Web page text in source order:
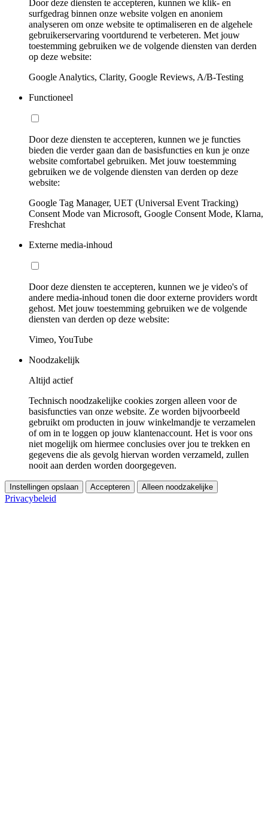
Door deze diensten te accepteren, kunnen we klik- en
surfgedrag binnen onze website volgen en anoniem
analyseren om onze website te optimaliseren en de algehele
gebruikerservaring voortdurend te verbeteren. Met jouw
toestemming gebruiken we de volgende diensten van derden
op deze website:
Google Analytics, Clarity, Google Reviews, A/B-Testing
Functioneel
Door deze diensten te accepteren, kunnen we je functies
bieden die verder gaan dan de basisfuncties en kun je onze
website comfortabel gebruiken. Met jouw toestemming
gebruiken we de volgende diensten van derden op deze
website:
Google Tag Manager, UET (Universal Event Tracking)
Consent Mode van Microsoft, Google Consent Mode, Klarna,
Freshchat
Externe media-inhoud
Door deze diensten te accepteren, kunnen we je video's of
andere media-inhoud tonen die door externe providers wordt
gehost. Met jouw toestemming gebruiken we de volgende
diensten van derden op deze website:
Vimeo, YouTube
Noodzakelijk
Altijd actief
Technisch noodzakelijke cookies zorgen alleen voor de
basisfuncties van onze website. Ze worden bijvoorbeeld
gebruikt om producten in jouw winkelmandje te verzamelen
of om in te loggen op jouw klantenaccount. Het is voor ons
niet mogelijk om hiermee conclusies over jou te trekken en
gegevens die als gevolg hiervan worden verzameld, zullen
nooit aan derden worden doorgegeven.
Instellingen opslaan Accepteren Alleen noodzakelijke
Privacybeleid